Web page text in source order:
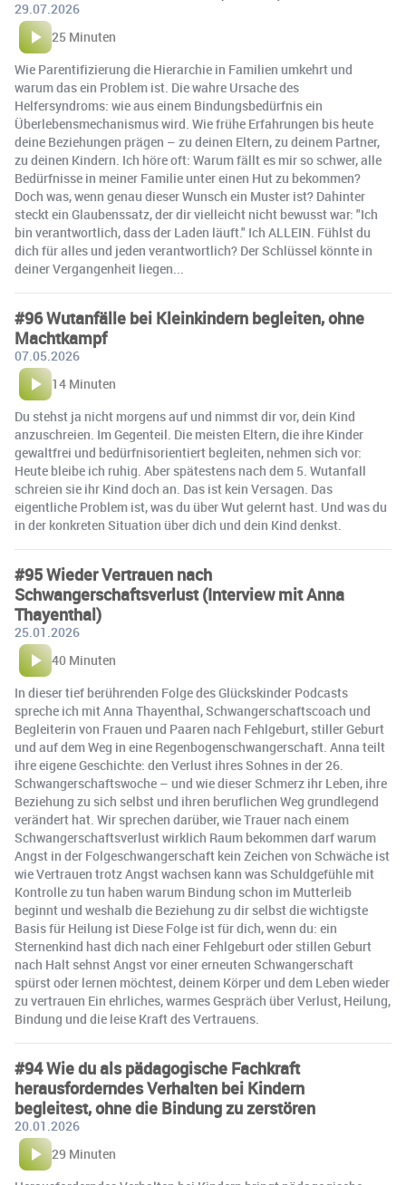
29.07.2026
25 Minuten
Wie Parentifizierung die Hierarchie in Familien umkehrt und
warum das ein Problem ist. Die wahre Ursache des
Helfersyndroms: wie aus einem Bindungsbedürfnis ein
Überlebensmechanismus wird. Wie frühe Erfahrungen bis heute
deine Beziehungen prägen – zu deinen Eltern, zu deinem Partner,
zu deinen Kindern. Ich höre oft: Warum fällt es mir so schwer, alle
Bedürfnisse in meiner Familie unter einen Hut zu bekommen?
Doch was, wenn genau dieser Wunsch ein Muster ist? Dahinter
steckt ein Glaubenssatz, der dir vielleicht nicht bewusst war: "Ich
bin verantwortlich, dass der Laden läuft." Ich ALLEIN. Fühlst du
dich für alles und jeden verantwortlich? Der Schlüssel könnte in
deiner Vergangenheit liegen...
#96 Wutanfälle bei Kleinkindern begleiten, ohne
Machtkampf
07.05.2026
14 Minuten
Du stehst ja nicht morgens auf und nimmst dir vor, dein Kind
anzuschreien. Im Gegenteil. Die meisten Eltern, die ihre Kinder
gewaltfrei und bedürfnisorientiert begleiten, nehmen sich vor:
Heute bleibe ich ruhig. Aber spätestens nach dem 5. Wutanfall
schreien sie ihr Kind doch an. Das ist kein Versagen. Das
eigentliche Problem ist, was du über Wut gelernt hast. Und was du
in der konkreten Situation über dich und dein Kind denkst.
#95 Wieder Vertrauen nach
Schwangerschaftsverlust (Interview mit Anna
Thayenthal)
25.01.2026
40 Minuten
In dieser tief berührenden Folge des Glückskinder Podcasts
spreche ich mit Anna Thayenthal, Schwangerschaftscoach und
Begleiterin von Frauen und Paaren nach Fehlgeburt, stiller Geburt
und auf dem Weg in eine Regenbogen­schwangerschaft. Anna teilt
ihre eigene Geschichte: den Verlust ihres Sohnes in der 26.
Schwangerschaftswoche – und wie dieser Schmerz ihr Leben, ihre
Beziehung zu sich selbst und ihren beruflichen Weg grundlegend
verändert hat. Wir sprechen darüber, wie Trauer nach einem
Schwangerschaftsverlust wirklich Raum bekommen darf warum
Angst in der Folgeschwangerschaft kein Zeichen von Schwäche ist
wie Vertrauen trotz Angst wachsen kann was Schuldgefühle mit
Kontrolle zu tun haben warum Bindung schon im Mutterleib
beginnt und weshalb die Beziehung zu dir selbst die wichtigste
Basis für Heilung ist Diese Folge ist für dich, wenn du: ein
Sternenkind hast dich nach einer Fehlgeburt oder stillen Geburt
nach Halt sehnst Angst vor einer erneuten Schwangerschaft
spürst oder lernen möchtest, deinem Körper und dem Leben wieder
zu vertrauen Ein ehrliches, warmes Gespräch über Verlust, Heilung,
Bindung und die leise Kraft des Vertrauens.
#94 Wie du als pädagogische Fachkraft
herausforderndes Verhalten bei Kindern
begleitest, ohne die Bindung zu zerstören
20.01.2026
29 Minuten